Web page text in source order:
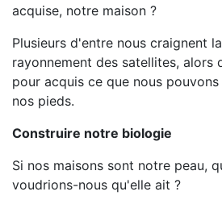
acquise, notre maison ?
Plusieurs d'entre nous craignent
rayonnement des satellites, alors
pour acquis ce que nous
nos pieds.
Construire notre biologie
Si nos maisons sont notre peau,
voudrions-nous qu'elle ait ?